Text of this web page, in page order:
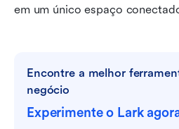
em um único espaço
Encontre a melhor
negócio
Experimente o Lark